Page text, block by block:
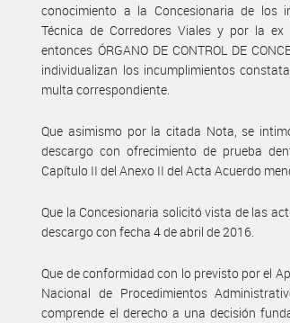
conocimiento a la Concesionaria de los
Técnica de Corredores Viales y por la
entonces ÓRGANO DE CONTROL DE
individualizan los incumplimientos
multa correspondiente.
Que asimismo por la citada Nota, se
descargo con ofrecimiento de prueba
Capítulo II del Anexo II del Acta Acuerdo
Que la Concesionaria solicitó vista de las
descargo con fecha 4 de abril de 2016.
Que de conformidad con lo previsto por el
Nacional de Procedimientos
comprende el derecho a una decisión